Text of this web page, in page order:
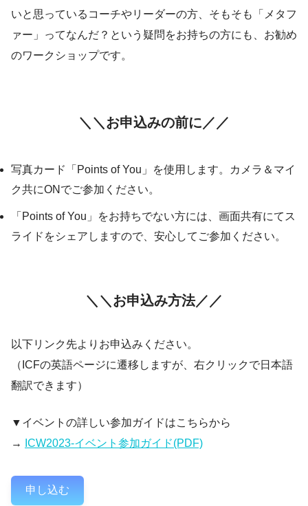
いと思っているコーチやリーダーの方、そもそも「メタフ
ァー」ってなんだ？という疑問をお持ちの方にも、お勧め
のワークショップです。
＼＼お申込みの前に／／
写真カード「Points of You」を使用します。カメラ＆マイ
ク共にONでご参加ください。
「Points of You」をお持ちでない方には、画面共有にてス
ライドをシェアしますので、安心してご参加ください。
＼＼お申込み方法／／
以下リンク先よりお申込みください。
（ICFの英語ページに遷移しますが、右クリックで日本語
翻訳できます）
▼イベントの詳しい参加ガイドはこちらから
→
ICW2023-イベント参加ガイド(PDF)
申し込む